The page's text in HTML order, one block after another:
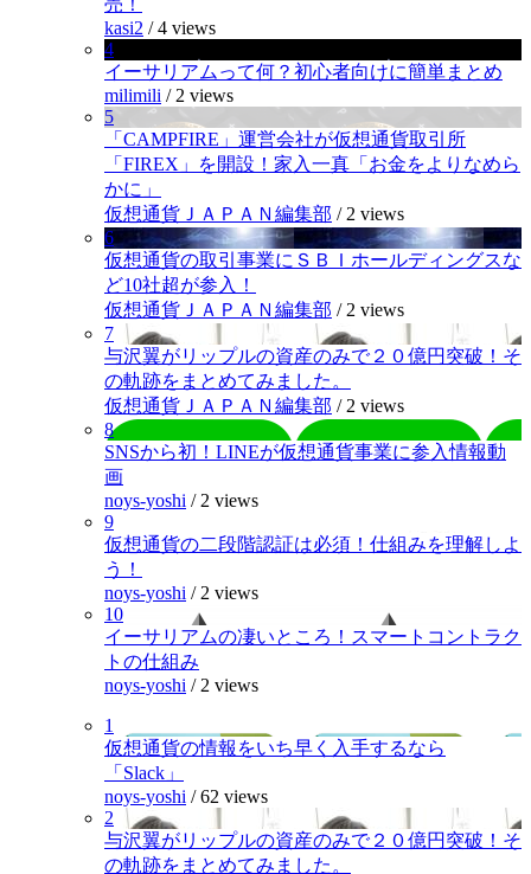
kasi2 /4 views
4
イーサリアムって何？初心者向けに簡単まとめ
milimili / 2 views
5
「CAMPFIRE」運営会社が仮想通貨取引所
「FIREX」を開設！家入一真「お金をよりなめら
かに」
仮想通貨ＪＡＰＡＮ編集部 / 2 views
6
仮想通貨の取引事業にＳＢＩホールディングスな
ど10社超が参入！
仮想通貨ＪＡＰＡＮ編集部 / 2 views
7
与沢翼がリップルの資産のみで２０億円突破！そ
の軌跡をまとめてみました。
仮想通貨ＪＡＰＡＮ編集部 / 2 views
8
SNSから初！LINEが仮想通貨事業に参入情報動
画
noys-yoshi / 2 views
9
仮想通貨の二段階認証は必須！仕組みを理解しよ
う！
noys-yoshi / 2 views
10
イーサリアムの凄いところ！スマートコントラク
トの仕組み
noys-yoshi / 2 views
1
仮想通貨の情報をいち早く入手するなら
「Slack」
noys-yoshi /62 views
2
与沢翼がリップルの資産のみで２０億円突破！そ
の軌跡をまとめてみました。